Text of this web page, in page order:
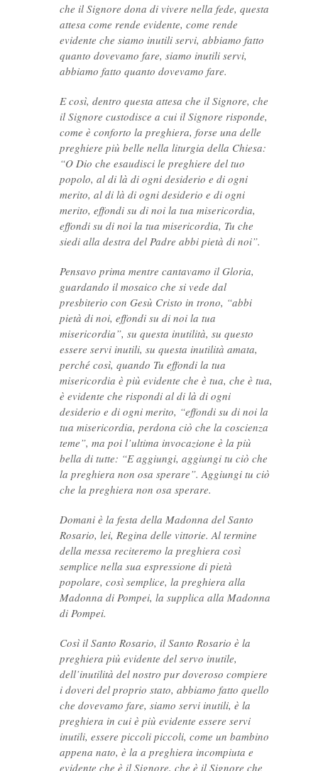
che il Signore dona di vivere nella fede, questa
attesa come rende evidente, come rende
evidente che siamo inutili servi, abbiamo fatto
quanto dovevamo fare, siamo inutili servi,
abbiamo fatto quanto dovevamo fare.
E così, dentro questa attesa che il Signore, che
il Signore custodisce a cui il Signore risponde,
come è conforto la preghiera, forse una delle
preghiere più belle nella liturgia della Chiesa:
“O Dio che esaudisci le preghiere del tuo
popolo, al di là di ogni desiderio e di ogni
merito, al di là di ogni desiderio e di ogni
merito, effondi su di noi la tua misericordia,
effondi su di noi la tua misericordia, Tu che
siedi alla destra del Padre abbi pietà di noi”.
Pensavo prima mentre cantavamo il Gloria,
guardando il mosaico che si vede dal
presbiterio con Gesù Cristo in trono, “abbi
pietà di noi, effondi su di noi la tua
misericordia”, su questa inutilità, su questo
essere servi inutili, su questa inutilità amata,
perché così, quando Tu effondi la tua
misericordia è più evidente che è tua, che è tua,
è evidente che rispondi al di là di ogni
desiderio e di ogni merito, “effondi su di noi la
tua misericordia, perdona ciò che la coscienza
teme”, ma poi l’ultima invocazione è la più
bella di tutte: “E aggiungi, aggiungi tu ciò che
la preghiera non osa sperare”. Aggiungi tu ciò
che la preghiera non osa sperare.
Domani è la festa della Madonna del Santo
Rosario, lei, Regina delle vittorie. Al termine
della messa reciteremo la preghiera così
semplice nella sua espressione di pietà
popolare, così semplice, la preghiera alla
Madonna di Pompei, la supplica alla Madonna
di Pompei.
Così il Santo Rosario, il Santo Rosario è la
preghiera più evidente del servo inutile,
dell’inutilità del nostro pur doveroso compiere
i doveri del proprio stato, abbiamo fatto quello
che dovevamo fare, siamo servi inutili, è la
preghiera in cui è più evidente essere servi
inutili, essere piccoli piccoli, come un bambino
appena nato, è la a preghiera incompiuta e
evidente che è il Signore, che è il Signore che